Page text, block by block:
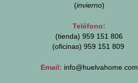
(invierno)
Teléfono:
(tienda) 959 151 806
(oficinas) 959 151 809
Email: info@huelvahome.com